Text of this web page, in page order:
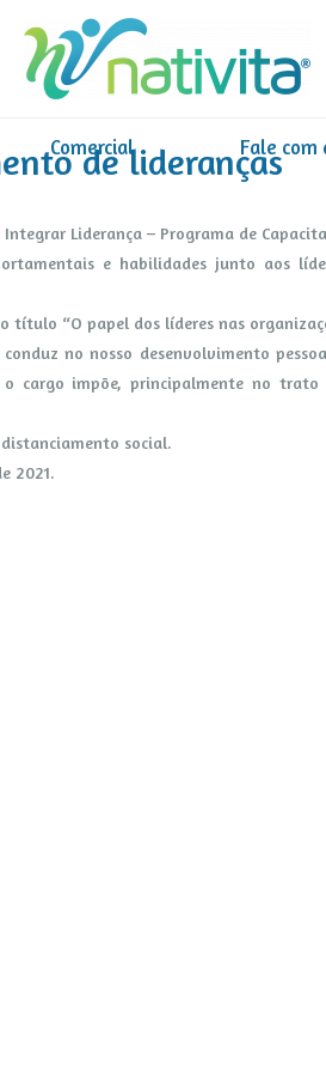
Comercial Fale
de lideranças
Liderança – Programa de
e habilidades junto aos
“O papel dos líderes nas
no nosso desenvolvimento
cargo impõe, principalmente no trato
social.
2021.